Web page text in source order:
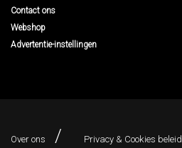
Contact ons
Webshop
Advertentie-instellingen
Over ons Privacy & Cookies beleid